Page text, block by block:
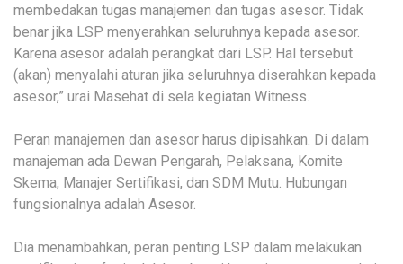
membedakan tugas manajemen dan tugas asesor. Tidak
benar jika LSP menyerahkan seluruhnya kepada asesor.
Karena asesor adalah perangkat dari LSP. Hal tersebut
(akan) menyalahi aturan jika seluruhnya diserahkan kepada
asesor,” urai Masehat di sela kegiatan Witness.
Peran manajemen dan asesor harus dipisahkan. Di dalam
manajeman ada Dewan Pengarah, Pelaksana, Komite
Skema, Manajer Sertifikasi, dan SDM Mutu. Hubungan
fungsionalnya adalah Asesor.
Dia menambahkan, peran penting LSP dalam melakukan